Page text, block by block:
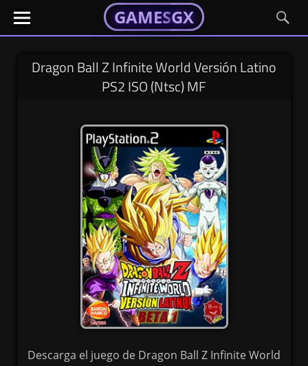
Skip
GAMESGX
El
portal
GAMESGX
GAMESGX
El
portal
Dragon Ball Z Infinite World Versión Latino
PS2 ISO (Ntsc) MF
Descarga el juego de Dragon Ball Z Infinite World